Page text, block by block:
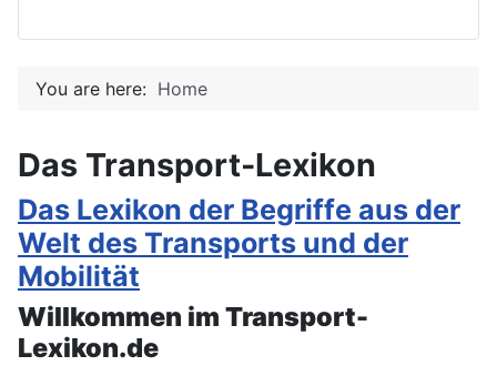
You are here: Home
Das Transport-Lexikon
Das Lexikon der Begriffe aus der
Welt des Transports und der
Mobilität
Willkommen im Transport-
Lexikon.de